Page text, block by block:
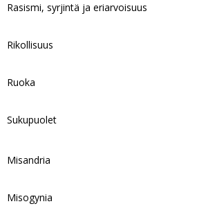
Rasismi, syrjintä ja eriarvoisuus
Rikollisuus
Ruoka
Sukupuolet
Misandria
Misogynia